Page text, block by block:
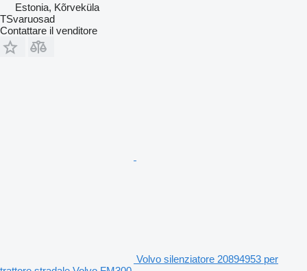
Estonia, Kõrveküla
TSvaruosad
Contattare il venditore
Volvo silenziatore 20894953 per